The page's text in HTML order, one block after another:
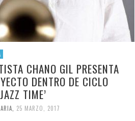
CHANO GIL PRESENTA
DENTRO DE CICLO
TIME’
25 MARZO, 2017